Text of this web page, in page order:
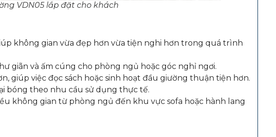
VDN05 lắp đặt cho khách
không gian vừa đẹp hơn vừa tiện nghi hơn trong quá trình
giãn và ấm cúng cho phòng ngủ hoặc góc nghỉ ngơi.
giúp việc đọc sách hoặc sinh hoạt đầu giường thuận tiện hơn.
bóng theo nhu cầu sử dụng thực tế.
không gian từ phòng ngủ đến khu vực sofa hoặc hành lang